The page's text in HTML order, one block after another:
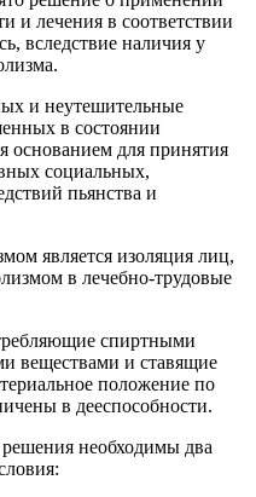
и лечения в соответствии
вследствие наличия у
и неутешительные
в состоянии
основанием для принятия
социальных,
пьянства и
является изоляция лиц,
в лечебно-трудовые
спиртными
веществами и ставящие
положение по
в дееспособности.
необходимы два